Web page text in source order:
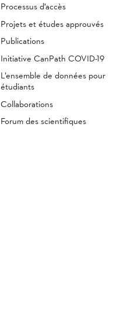
Processus d’accès
Projets et études approuvés
Publications
Initiative CanPath COVID-19
L’ensemble de données pour
étudiants
Collaborations
Forum des scientifiques